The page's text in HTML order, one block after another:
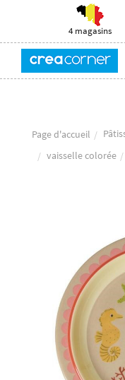
4 magasins
Page d'accueil
vaisselle colorée